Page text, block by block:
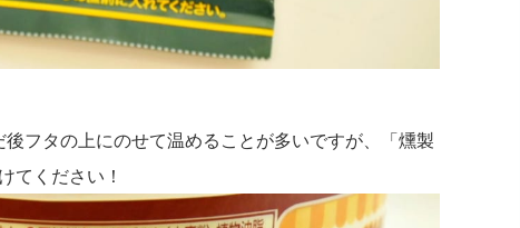
フタの上にのせて温めることが多いですが、「燻製
てください！